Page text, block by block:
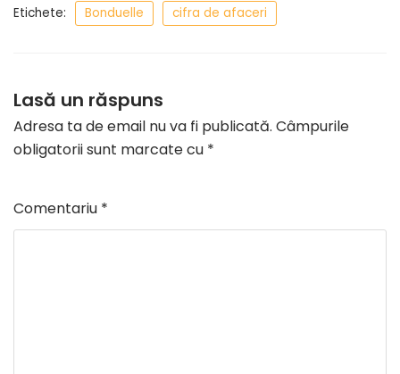
Etichete: Bonduelle cifra de afaceri
Lasă un răspuns
Adresa ta de email nu va fi publicată. Câmpurile
obligatorii sunt marcate cu *
Comentariu *